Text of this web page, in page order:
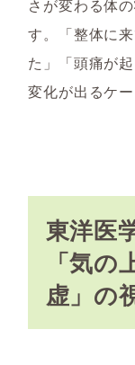
さが変わる体
す。「整体に
た」「頭痛が
変化が出るケー
東洋医
「気
虚」の